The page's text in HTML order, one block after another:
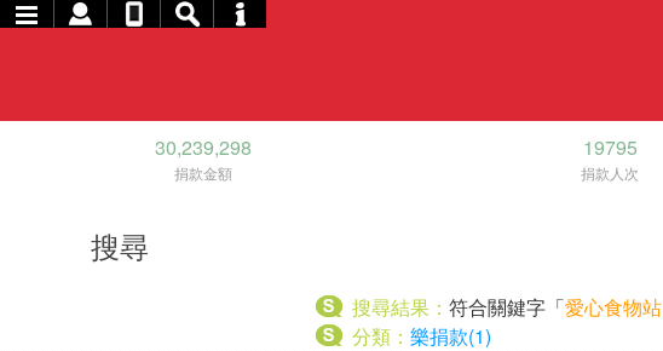
30,239,298
捐款金額
19795
捐款人次
搜尋
搜尋結果： 符合關鍵字「愛心食物站
分類： 樂捐款(1)